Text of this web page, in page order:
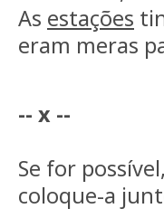
As estações
eram meras
-- x --
Se for
coloque-a